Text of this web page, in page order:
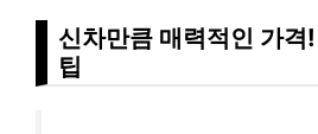
신차만큼 매력적인 가격
팁